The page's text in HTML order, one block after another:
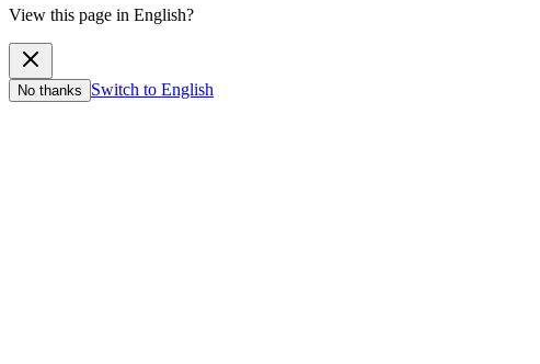
View this page in English?
No thanks Switch to English